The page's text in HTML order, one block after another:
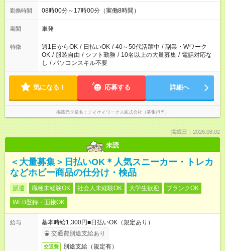
勤務時間 08時00分～17時00分（実働8時間）
期間 単発
特徴 週1日からOK / 日払いOK / 40～50代活躍中 / 副業・Wワーク
OK / 服装自由 / シフト勤務 / 10名以上の大量募集 / 電話対応な
し / パソコンスキル不要
気になる！ 応募する 詳細へ
掲載元企業名 テイケイワークス株式会社（募集担当）
掲載日：2026.08.02
未読
＜大量募集＞日払いOK＊人気スニーカー・トレカ
などホビー商品の仕分け・検品
派遣 職種未経験OK 社会人未経験OK 大学生歓迎
ブランクOK
WEB登録・面接OK
給与
基本時給1,300円■日払いOK（規定あり）
交通費別途支給あり
交通費 別途支給（規定有）